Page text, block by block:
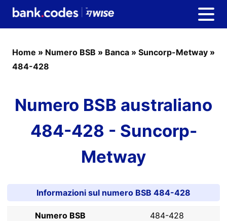
Home » Numero BSB » Banca » Suncorp-Metway »
484-428
Numero BSB australiano
484-428 - Suncorp-
Metway
Informazioni sul numero BSB 484-428
Numero BSB
484-428